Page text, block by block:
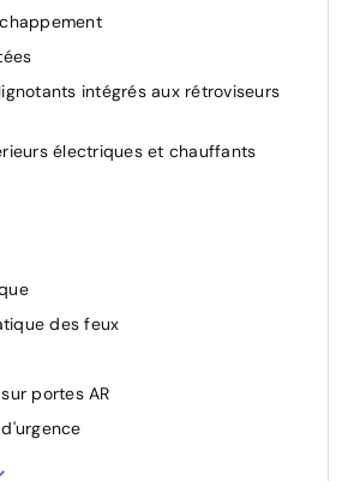
8"
intérieur à LED
intégrés aux rétroviseurs
électriques et chauffants
Noir laqué
des feux
portes AR
des pneumatiques